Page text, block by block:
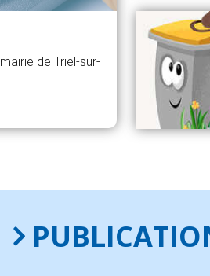
de Triel-sur-